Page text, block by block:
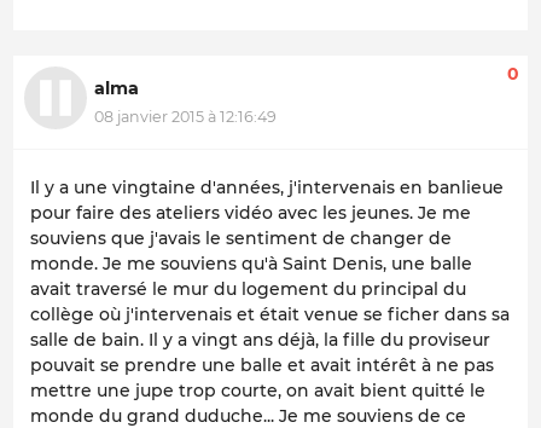
alma
08 janvier 2015 à 12:16:49
0
Il y a une vingtaine d'années, j'intervenais en banlieue
pour faire des ateliers vidéo avec les jeunes. Je me
souviens que j'avais le sentiment de changer de
monde. Je me souviens qu'à Saint Denis, une balle
avait traversé le mur du logement du principal du
collège où j'intervenais et était venue se ficher dans sa
salle de bain. Il y a vingt ans déjà, la fille du proviseur
pouvait se prendre une balle et avait intérêt à ne pas
mettre une jupe trop courte, on avait bient quitté le
monde du grand duduche... Je me souviens de ce